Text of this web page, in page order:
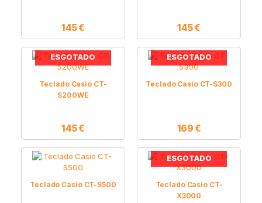
145€ 145€
ESGOTADO
Teclado Casio CT-
S200WE
145€
ESGOTADO
Teclado Casio CT-S300
169€
Teclado Casio CT-S500
ESGOTADO
Teclado Casio CT-
X3000